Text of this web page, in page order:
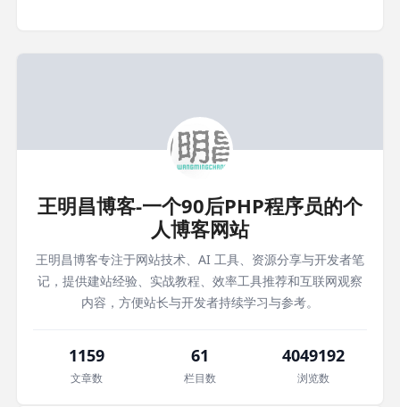
王明昌博客-一个90后PHP程序员的个
人博客网站
王明昌博客专注于网站技术、AI 工具、资源分享与开发者笔
记，提供建站经验、实战教程、效率工具推荐和互联网观察
内容，方便站长与开发者持续学习与参考。
1159
文章数
61
栏目数
4049192
浏览数